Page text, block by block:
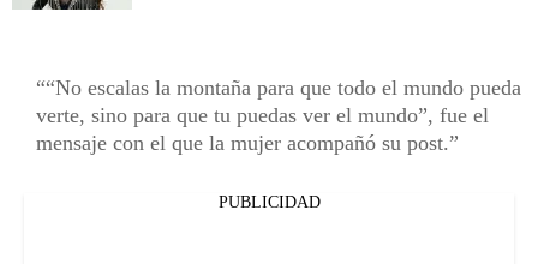
“No escalas la montaña para que todo el mundo pueda
verte, sino para que tu puedas ver el mundo”, fue el
mensaje con el que la mujer acompañó su post.
PUBLICIDAD